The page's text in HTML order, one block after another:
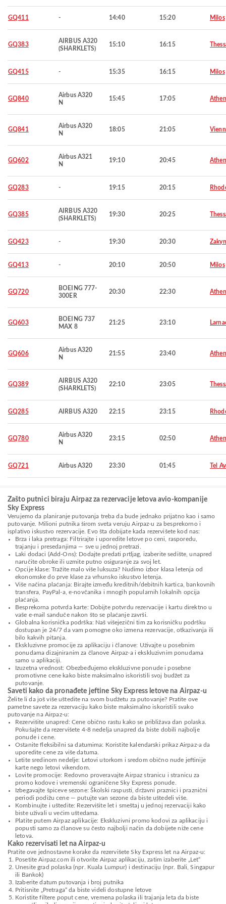
GQ411 - 14:40 15:20 Milos
GQ383
AIRBUS A320
(SHARKLETS)
15:10 16:15
GQ415 - 15:35 16:15 Milos
GQ840
Airbus A320
N
15:45 17:05
GQ841
Airbus A320
N
18:05 21:05
GQ602
Airbus A321
N
19:10 20:45
GQ283 - 19:15 20:15
GQ385
AIRBUS A320
(SHARKLETS)
19:30 20:25
GQ423 - 19:30 20:30
GQ413 - 20:10 20:50 Milos
GQ720
BOEING 777-
300ER
20:30 22:30
GQ603
BOEING 737
MAX 8
21:25 23:10
GQ606
Airbus A320
N
21:55 23:40
GQ389
AIRBUS A320
(SHARKLETS)
22:10 23:05
GQ285 AIRBUS A320 22:15 23:15
GQ780
Airbus A320
N
23:15 02:50
GQ721 Airbus A320 23:30 01:45 Tel
Zašto putnici biraju Airpaz za rezervacije letova avio-kompanije
Sky Express
Verujemo da planiranje putovanja treba da bude jednako prijatno kao i samo
putovanje. Milioni putnika širom sveta veruju Airpaz-u za besprekorno i
isplativo iskustvo rezervacije. Evo šta dobijate kada rezervišete kod nas:
Brza i laka pretraga: Filtrirajte i uporedite letove po ceni, rasporedu,
trajanju i presedanjima — sve u jednoj pretrazi.
Laki dodaci (Add-Ons): Dodajte predati prtljag, izaberite sedište, unapred
naručite obroke ili uzmite putno osiguranje za svoj let.
Opcije klase: Tražite malo više luksuza? Nudimo izbor klasa letenja od
ekonomske do prve klase za vrhunsko iskustvo letenja.
Više načina plaćanja: Birajte između kreditnih/debitnih kartica, bankovnih
transfera, PayPal-a, e-novčanika i mnogih popularnih lokalnih opcija
plaćanja.
Besprekorna potvrda karte: Dobijte potvrdu rezervacije i kartu direktno u
vaše e-mail sanduče nakon što se plaćanje završi.
Globalna korisnička podrška: Naš višejezični tim za korisničku podršku
dostupan je 24/7 da vam pomogne oko izmena rezervacije, otkazivanja ili
bilo kakvih pitanja.
Ekskluzivne promocije za aplikaciju i članove: Uživajte u posebnim
ponudama dizajniranim za članove Airpaz-a i ekskluzivnim ponudama
samo u aplikaciji.
Izuzetna vrednost: Obezbeđujemo ekskluzivne ponude i posebne
promotivne cene kako biste maksimalno iskoristili svoj budžet za
putovanje.
Saveti kako da pronađete jeftine Sky Express letove na Airpaz-u
Želite li da još više uštedite na svom budžetu za putovanje? Pratite ove
pametne savete za rezervaciju kako biste maksimalno iskoristili svako
putovanje na Airpaz-u:
Rezervišite unapred: Cene obično rastu kako se približava dan polaska.
Pokušajte da rezervišete 4-8 nedelja unapred da biste dobili najbolje
ponude i cene.
Ostanite fleksibilni sa datumima: Koristite kalendarski prikaz Airpaz-a da
uporedite cene za više datuma.
Letite sredinom nedelje: Letovi utorkom i sredom obično nude jeftinije
karte nego letovi vikendom.
Lovite promocije: Redovno proveravajte Airpaz stranicu i stranicu za
promo kodove i vremenski ograničene Sky Express ponude.
Izbegavajte špiceve sezone: Školski raspusti, državni praznici i praznični
periodi podižu cene — putujte van sezone da biste uštedeli više.
Kombinujte i uštedite: Rezervišite let i smeštaj u jednoj rezervaciji kako
biste uživali u većim uštedama.
Platite putem Airpaz aplikacije: Ekskluzivni promo kodovi za aplikaciju i
popusti samo za članove su često najbolji način da dobijete niže cene
letova.
Kako rezervisati let na Airpaz-u
Pratite ove jednostavne korake da rezervišete Sky Express let na Airpaz-u:
Posetite Airpaz.com ili otvorite Airpaz aplikaciju, zatim izaberite „Let“
Unesite grad polaska (npr. Kuala Lumpur) i destinaciju (npr. Bali, Singapur
ili Bankok)
Izaberite datum putovanja i broj putnika
Pritisnite „Pretraga“ da biste videli dostupne letove
Koristite filtere poput cene, vremena polaska ili trajanja leta da biste